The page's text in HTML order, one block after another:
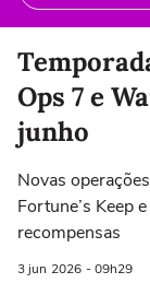
Ops 7 e
junho
Novas
Fortune’s Keep
recompensas
3 jun 2026 - 09h29